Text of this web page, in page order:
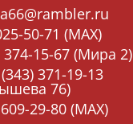
50-71 (MAX)
374-15-67 (Мира 2)
371-19-13
76)
29-80 (MAX)